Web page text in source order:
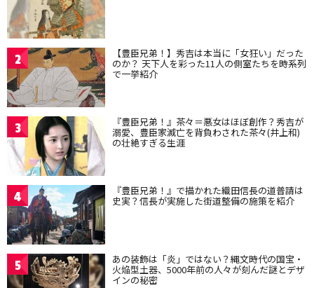
2 【豊臣兄弟！】秀吉は本当に「女狂い」だった
のか？ 天下人を彩った11人の側室たちを時系列
で一挙紹介
3 『豊臣兄弟！』茶々＝悪女はほぼ創作？秀吉が
溺愛、豊臣家滅亡を背負わされた茶々(井上和)
の壮絶すぎる生涯
4 『豊臣兄弟！』で描かれた織田信長の道普請は
史実？信長が実施した街道整備の施策を紹介
5 あの装飾は「炎」ではない？縄文時代の国宝・
火焔型土器、5000年前の人々が刻んだ謎とデザ
インの秘密